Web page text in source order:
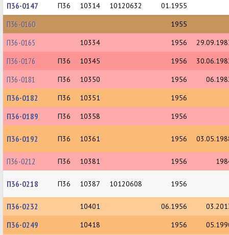
П36-0147 П36 10314 10120632 01.1955
П36-0160 1955
П36-0165 10334 1956
П36-0176 П36 10345 1956
П36-0181 П36 10350 1956
П36-0182 П36 10351 1956
П36-0189 П36 10358 1956
П36-0192 П36 10361 1956
П36-0212 П36 10381 1956
П36-0218 П36 10387 10120608 1956
П36-0232 10401 06.1956
П36-0249 10418 1956